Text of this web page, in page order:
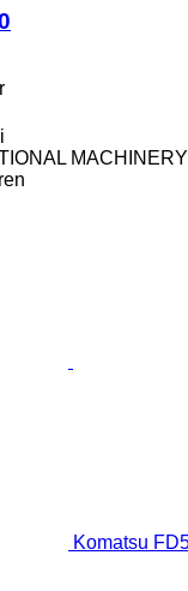
Komatsu